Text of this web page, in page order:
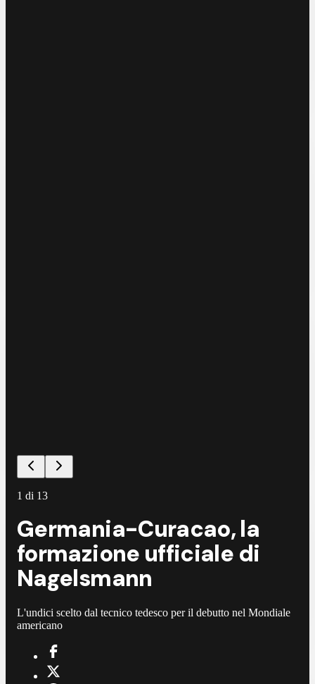
1 di 13
Germania-Curacao, la
formazione ufficiale di
Nagelsmann
L'undici scelto dal tecnico tedesco per il debutto nel Mondiale
americano